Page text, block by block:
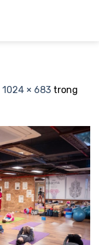
1024 × 683 trong